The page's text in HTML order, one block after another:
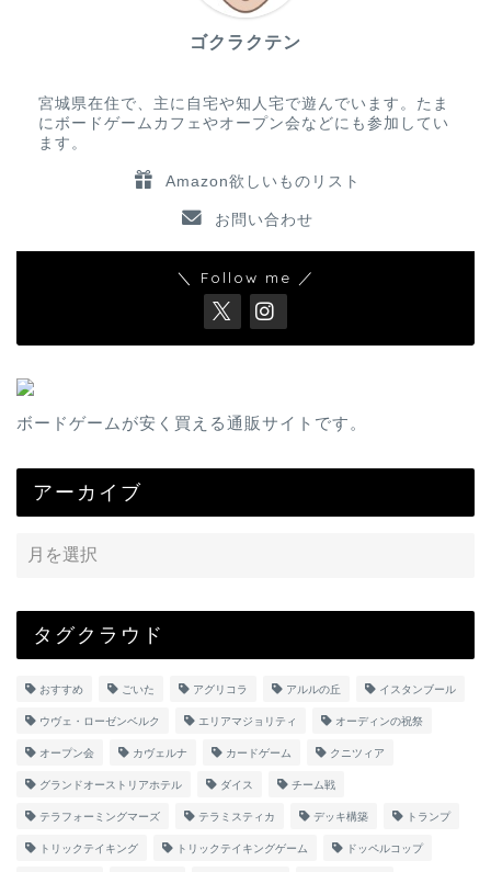
ゴクラクテン
宮城県在住で、主に自宅や知人宅で遊んでいます。たま
にボードゲームカフェやオープン会などにも参加してい
ます。
Amazon欲しいものリスト
お問い合わせ
＼ Follow me ／
ボードゲームが安く買える通販サイトです。
アーカイブ
タグクラウド
おすすめ ごいた アグリコラ アルルの丘 イスタンブール
ウヴェ・ローゼンベルク エリアマジョリティ オーディンの祝祭
オープン会 カヴェルナ カードゲーム クニツィア
グランドオーストリアホテル ダイス チーム戦
テラフォーミングマーズ テラミスティカ デッキ構築 トランプ
トリックテイキング トリックテイキングゲーム ドッペルコップ